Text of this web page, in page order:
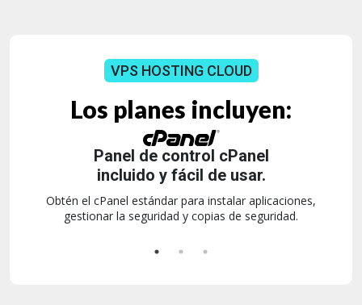
VPS HOSTING CLOUD
Los planes incluyen:
Instalación de WordPress
con un clic.
Instala Wordpress con un solo clic,gratis, sin más
obstáculos técnicos.